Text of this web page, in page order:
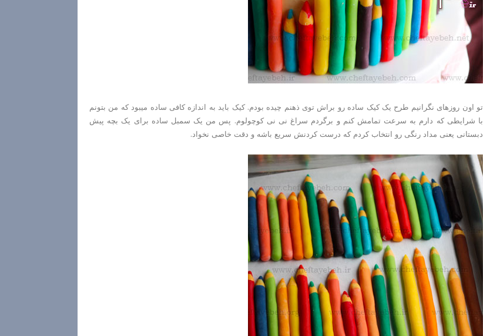
تو اون روزهای نگرانیم طرح یک کیک ساده رو براش توی ذهنم چیده بودم. کیک باید به اندازه کافی ساده میبود که من بتونم
با شرایطی که دارم به سرعت تمامش کنم و برگردم سراغ نی نی کوچولوم. پس من یک سمبل ساده برای یک بچه پیش
دبستانی یعنی مداد رنگی رو انتخاب کردم که درست کردنش سریع باشه و دقت خاصی نخواد.